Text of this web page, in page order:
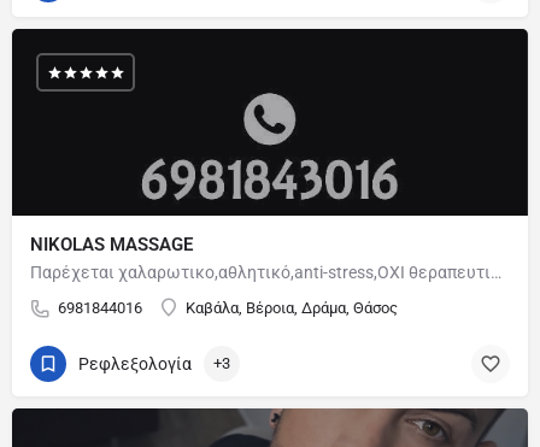
NIKOLAS MASSAGE
Παρέχεται χαλαρωτικο,αθλητικό,anti-stress,ΟΧΙ θεραπευτικό μασαζ.
6981844016 Καβάλα, Βέροια, Δράμα, Θάσος
Ρεφλεξολογία +3